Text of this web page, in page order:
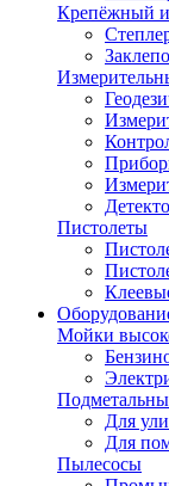
Крепёжный
Пистолеты
Мойки
Для
Для
Пылесосы